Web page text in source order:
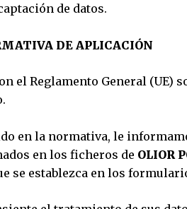
de datos.
DE APLICACIÓN
el Reglamento General (UE)
en la normativa, le
en los ficheros de OLIOR
se establezca en los